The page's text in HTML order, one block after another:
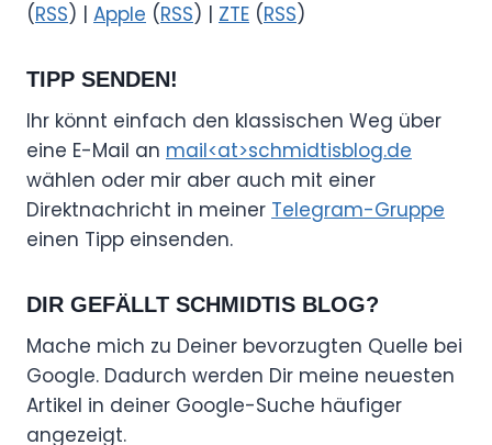
(RSS) | Apple (RSS) | ZTE (RSS)
TIPP SENDEN!
Ihr könnt einfach den klassischen Weg über
eine E-Mail an mail<at>schmidtisblog.de
wählen oder mir aber auch mit einer
Direktnachricht in meiner Telegram-Gruppe
einen Tipp einsenden.
DIR GEFÄLLT SCHMIDTIS BLOG?
Mache mich zu Deiner bevorzugten Quelle bei
Google. Dadurch werden Dir meine neuesten
Artikel in deiner Google-Suche häufiger
angezeigt.